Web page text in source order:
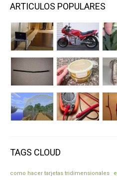
ARTICULOS POPULARES
TAGS CLOUD
como hacer tarjetas tridimensionales